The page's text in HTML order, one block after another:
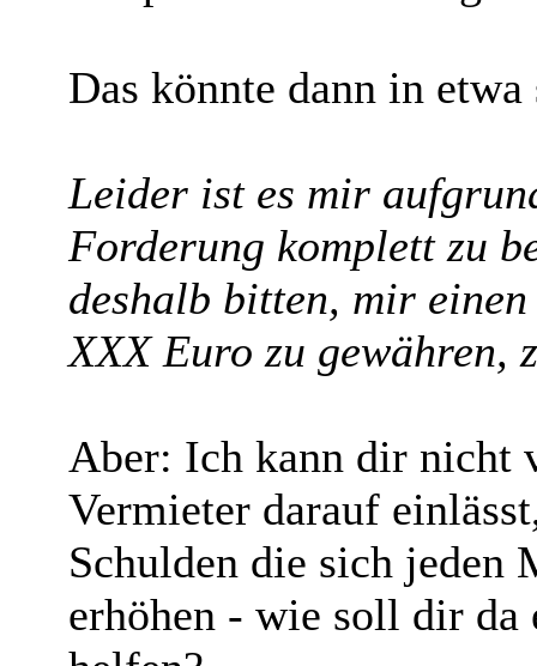
Das könnte dann in etwa
Leider ist es mir
Forderung komplett zu
deshalb bitten, mir
XXX Euro zu gewähren,
Aber: Ich kann dir nicht
Vermieter darauf
Schulden die sich jeden
erhöhen - wie soll dir da